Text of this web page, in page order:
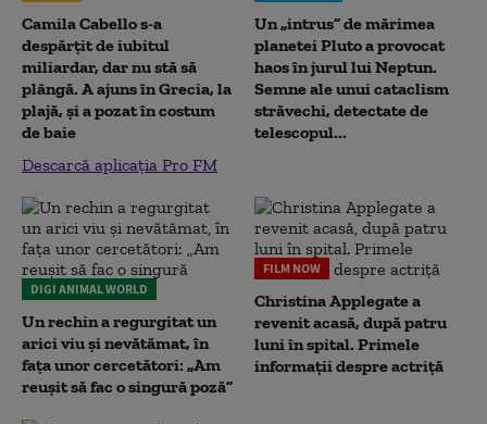
Camila Cabello s-a
despărțit de iubitul
miliardar, dar nu stă să
plângă. A ajuns în Grecia, la
plajă, și a pozat în costum
de baie
Descarcă aplicația Pro FM
Un „intrus” de mărimea
planetei Pluto a provocat
haos în jurul lui Neptun.
Semne ale unui cataclism
străvechi, detectate de
telescopul...
DIGI ANIMAL WORLD
Un rechin a regurgitat un
arici viu și nevătămat, în
fața unor cercetători: „Am
reușit să fac o singură poză”
FILM NOW
Christina Applegate a
revenit acasă, după patru
luni în spital. Primele
informații despre actriță